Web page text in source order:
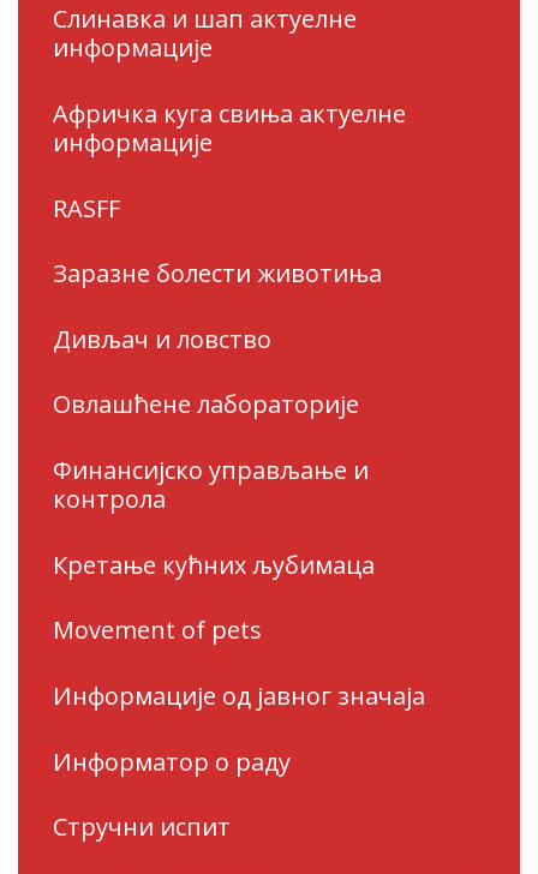
Слинавка и шап актуелне
информације
Афричка куга свиња актуелне
информације
RASFF
Заразне болести животиња
Дивљач и ловство
Овлашћене лабораторије
Финансијско управљање и
контрола
Кретање кућних љубимаца
Movement of pets
Информације од јавног значаја
Информатор о раду
Стручни испит